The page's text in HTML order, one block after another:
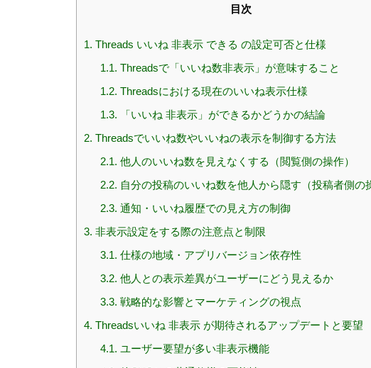
目次
1. Threads いいね 非表示 できる の設定可否と仕様
1.1. Threadsで「いいね数非表示」が意味すること
1.2. Threadsにおける現在のいいね表示仕様
1.3. 「いいね 非表示」ができるかどうかの結論
2. Threadsでいいね数やいいねの表示を制御する方法
2.1. 他人のいいね数を見えなくする（閲覧側の操作）
2.2. 自分の投稿のいいね数を他人から隠す（投稿者側の
2.3. 通知・いいね履歴での見え方の制御
3. 非表示設定をする際の注意点と制限
3.1. 仕様の地域・アプリバージョン依存性
3.2. 他人との表示差異がユーザーにどう見えるか
3.3. 戦略的な影響とマーケティングの視点
4. Threadsいいね 非表示 が期待されるアップデートと要望
4.1. ユーザー要望が多い非表示機能